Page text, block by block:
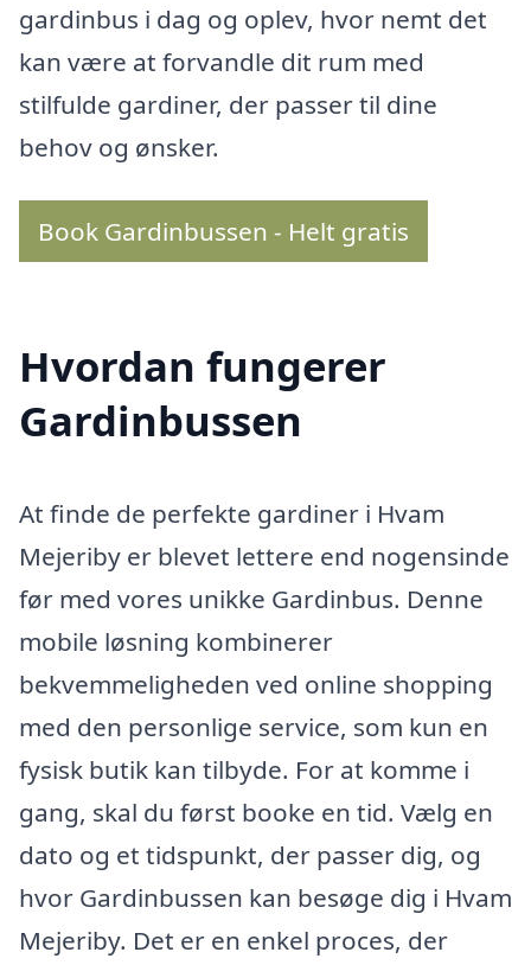
gardinbus i dag og oplev, hvor nemt det
kan være at forvandle dit rum med
stilfulde gardiner, der passer til dine
behov og ønsker.
Book Gardinbussen - Helt gratis
Hvordan fungerer
Gardinbussen
At finde de perfekte gardiner i Hvam
Mejeriby er blevet lettere end nogensinde
før med vores unikke Gardinbus. Denne
mobile løsning kombinerer
bekvemmeligheden ved online shopping
med den personlige service, som kun en
fysisk butik kan tilbyde. For at komme i
gang, skal du først booke en tid. Vælg en
dato og et tidspunkt, der passer dig, og
hvor Gardinbussen kan besøge dig i Hvam
Mejeriby. Det er en enkel proces, der